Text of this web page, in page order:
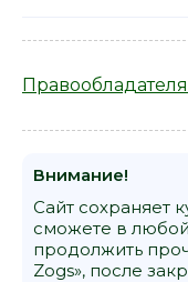
Внимание!
Сайт сохраняет
сможете в
продолжить
Zogs», после